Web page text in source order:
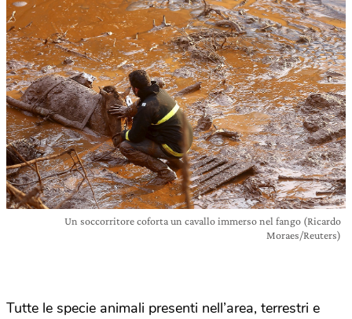
Un soccorritore coforta un cavallo immerso nel fango (Ricardo
Moraes/Reuters)
Tutte le specie animali presenti nell’area, terrestri e